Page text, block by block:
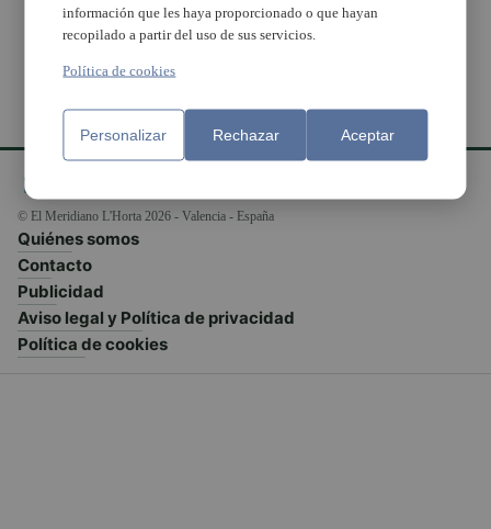
© El Meridiano L'Horta 2026 - Valencia - España
Quiénes somos
Contacto
Publicidad
Aviso legal y Política de privacidad
Política de cookies
información que les haya proporcionado o que hayan
recopilado a partir del uso de sus servicios.
Política de cookies
Personalizar Rechazar Aceptar